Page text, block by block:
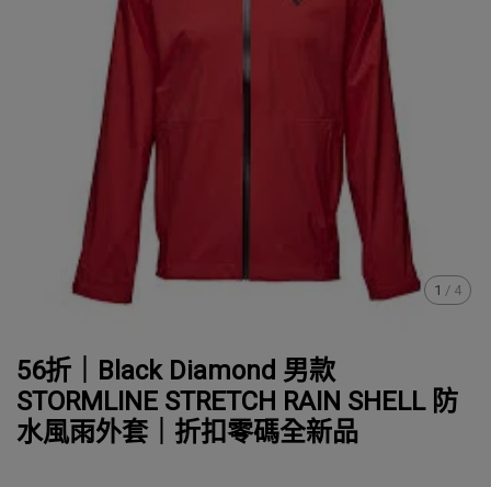
1 / 4
56折｜Black Diamond 男款
STORMLINE STRETCH RAIN SHELL 防
水風雨外套｜折扣零碼全新品